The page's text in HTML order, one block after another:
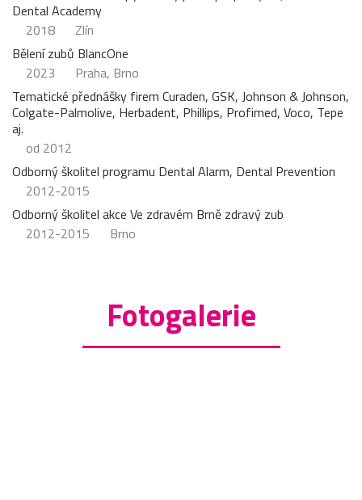
Dental Academy
2018
Zlín
Bělení zubů BlancOne
2023
Praha, Brno
Tematické přednášky firem Curaden, GSK, Johnson & Johnson,
Colgate-Palmolive, Herbadent, Phillips, Profimed, Voco, Tepe
aj.
od 2012
Odborný školitel programu Dental Alarm, Dental Prevention
2012-2015
Odborný školitel akce Ve zdravém Brně zdravý zub
2012-2015
Brno
Fotogalerie